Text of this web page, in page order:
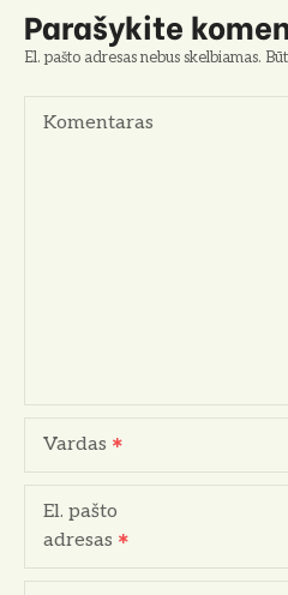
g
c
Parašykite
El. pašto adresas nebus skelbiamas.
Komentaras
Vardas
El. pašto
adresas